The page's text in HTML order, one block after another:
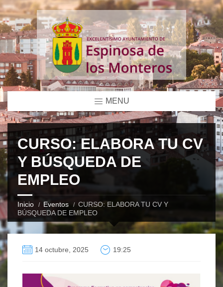
MENU
CURSO: ELABORA TU CV
Y BÚSQUEDA DE
EMPLEO
Inicio Eventos
CURSO: ELABORA TU CV Y
BÚSQUEDA DE EMPLEO
14 octubre, 2025 19:25